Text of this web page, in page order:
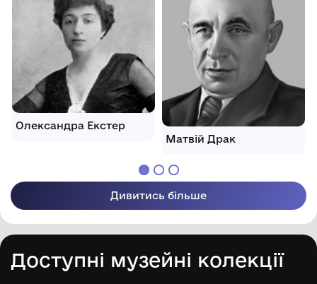
Олександра Екстер
Матвій Драк
Дивитись більше
Доступні музейні колекції